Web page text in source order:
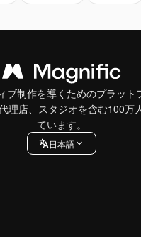
ブ制作を導くためのプラット
理店、スタジオを含む100万
ています。
日本語